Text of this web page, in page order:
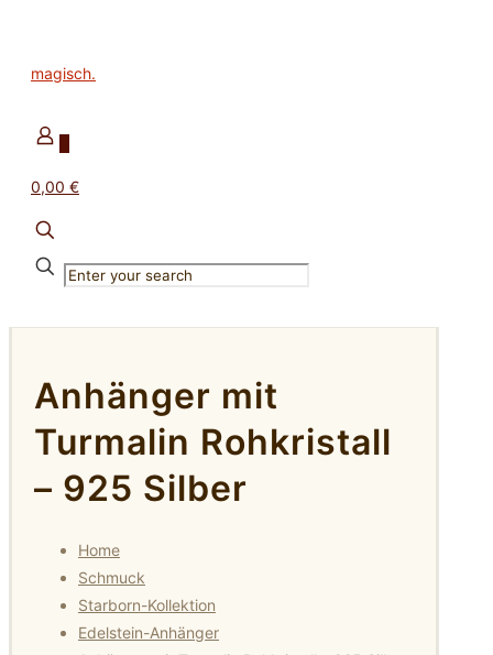
0,00 €
Anhänger mit
Turmalin Rohkristall
– 925 Silber
Home
Schmuck
Starborn-Kollektion
Edelstein-Anhänger